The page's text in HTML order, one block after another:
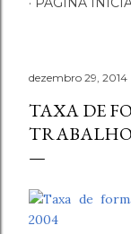
dezembro 29, 2014
TAXA DE
TRABALHO